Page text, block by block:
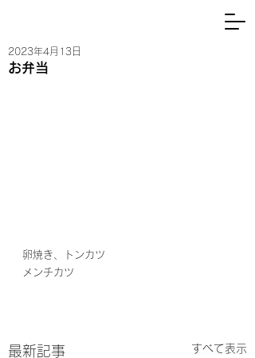
お弁当
2023年4月13日
卵焼き、トンカツ
メンチカツ
最新記事 すべて表示